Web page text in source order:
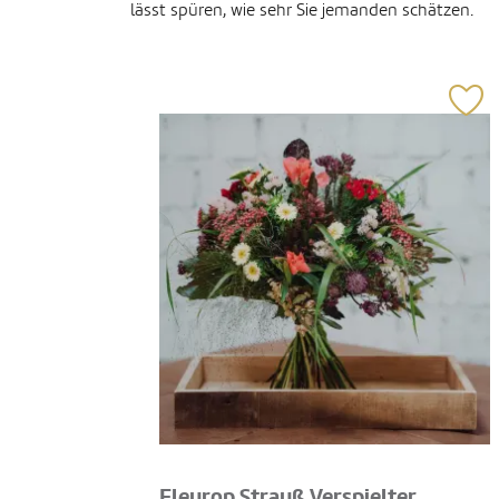
lässt spüren, wie sehr Sie jemanden schätzen.